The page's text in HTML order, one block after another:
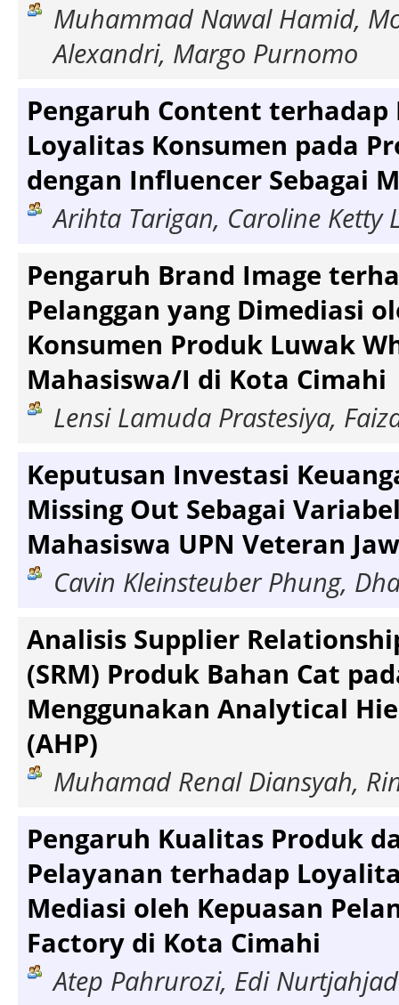
Muhammad Nawal Hamid,
Alexandri, Margo Purnomo
Pengaruh Content
Loyalitas Konsumen pada
dengan Influencer Sebagai
Arihta Tarigan, Caroline Ketty
Pengaruh Brand Image
Pelanggan yang Dimediasi
Konsumen Produk Luwak
Mahasiswa/I di Kota Cimahi
Lensi Lamuda Prastesiya,
Keputusan Investasi
Missing Out Sebagai
Mahasiswa UPN Veteran
Cavin Kleinsteuber Phung,
Analisis Supplier
(SRM) Produk Bahan Cat
Menggunakan Analytical
(AHP)
Muhamad Renal Diansyah,
Pengaruh Kualitas Produk
Pelayanan terhadap
Mediasi oleh Kepuasan
Factory di Kota Cimahi
Atep Pahrurozi, Edi